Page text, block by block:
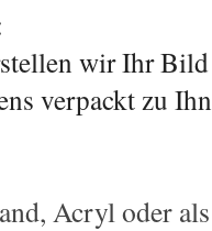
wir Ihr
verpackt zu
Acryl oder